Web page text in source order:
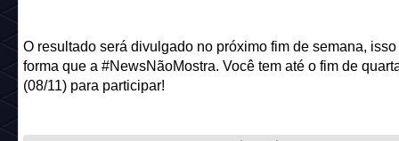
O resultado será divulgado no próximo fim de semana,
forma que a #NewsNãoMostra. Você tem até o fim de
(08/11) para participar!